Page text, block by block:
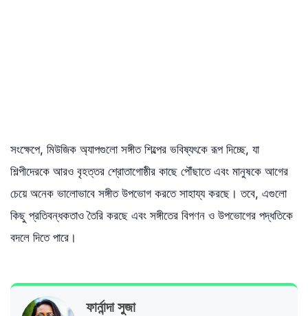
সংক্ষেপে, মিউজিক অ্যাপগুলো সঙ্গীত শিল্পের ভবিষ্যৎকে রূপ দিচ্ছে, যা
শিল্পীদেরকে আরও বৃহত্তর শ্রোতাগোষ্ঠীর কাছে পৌঁছাতে এবং মানুষকে আগের
চেয়ে অনেক ভালোভাবে সঙ্গীত উপভোগ করতে সাহায্য করছে। তবে, এগুলো
কিছু প্রতিবন্ধকতাও তৈরি করছে এবং সঙ্গীতের বিপণন ও উপভোগের পদ্ধতিকে
বদলে দিতে পারে।
ফার্নান্দা সুজা